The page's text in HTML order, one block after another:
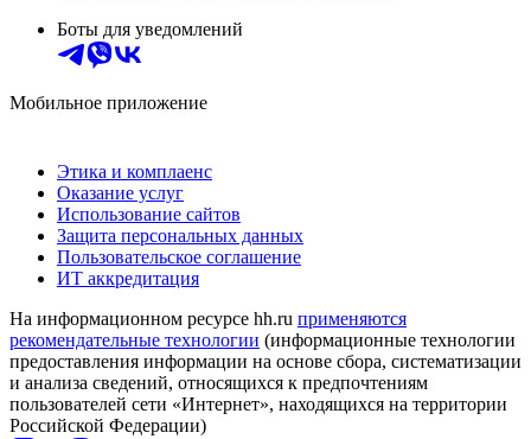
Боты для уведомлений
Мобильное приложение
Этика и комплаенс
Оказание услуг
Использование сайтов
Защита персональных данных
Пользовательское соглашение
ИТ аккредитация
На информационном ресурсе hh.ru применяются
рекомендательные технологии (информационные технологии
предоставления информации на основе сбора, систематизации
и анализа сведений, относящихся к предпочтениям
пользователей сети «Интернет», находящихся на территории
Российской Федерации)